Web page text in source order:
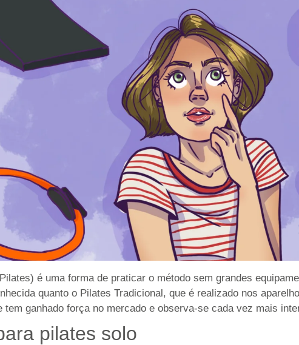
é uma forma de praticar o método sem grandes
quanto o Pilates Tradicional, que é realizado nos
tem ganhado força no mercado e observa-se cada vez mais
pilates solo